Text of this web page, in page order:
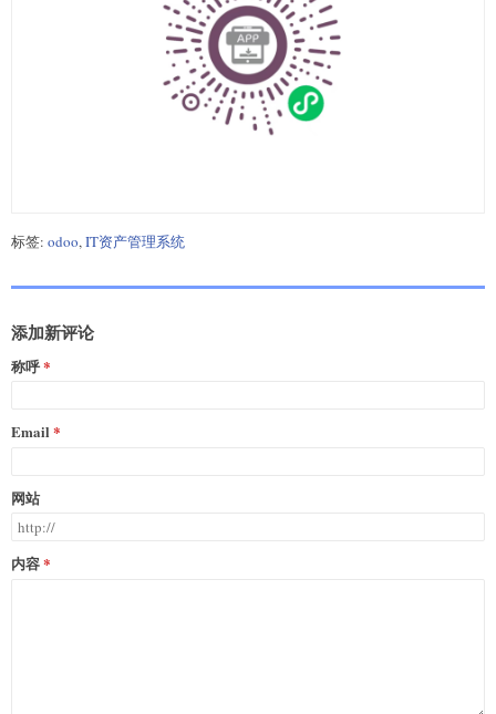
标签: odoo,IT资产管理系统
添加新评论
称呼
Email
网站
内容